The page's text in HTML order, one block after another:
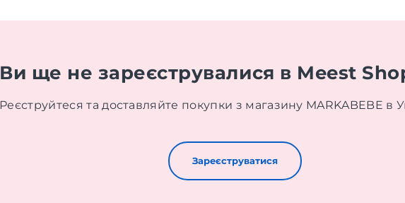
Ви ще не зареєструвалися в Meest
Реєструйтеся та доставляйте покупки з магазину MARKABEBE в
Зареєструватися